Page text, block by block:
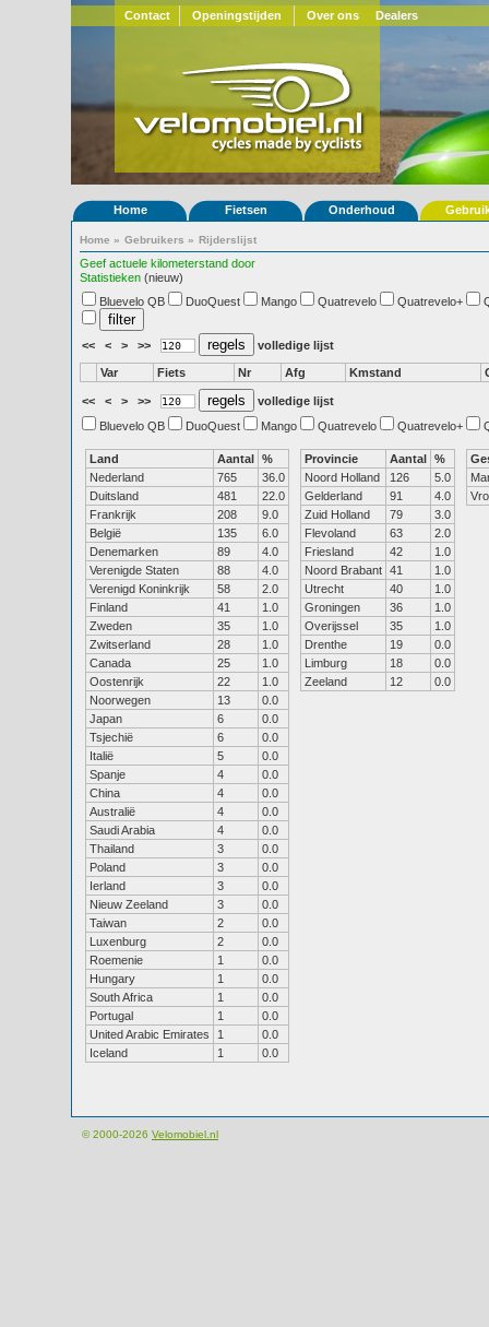
Contact Openingstijden Over ons Dealers
Home Fietsen Onderhoud
Home » Gebruikers » Rijderslijst
Geef actuele kilometerstand door
Statistieken (nieuw)
Bluevelo QB
DuoQuest Mango Quatrevelo Quatrevelo+
<< < > >> volledige lijst
Var Fiets Nr Afg Kmstand
<< < > >>
volledige lijst
Bluevelo QB
DuoQuest Mango Quatrevelo Quatrevelo+
Land Aantal %
Nederland
765
36.0
Duitsland
481
22.0
Frankrijk
208
9.0
België
135
6.0
Denemarken
89
4.0
Verenigde Staten
88
4.0
Verenigd Koninkrijk
58
2.0
Finland
41
1.0
Zweden
35
1.0
Zwitserland
28
1.0
Canada
25
1.0
Oostenrijk
22
1.0
Noorwegen
13
0.0
Japan
6
0.0
Tsjechië
6
0.0
Italië
5
0.0
Spanje
4
0.0
China
4
0.0
Australië
4
0.0
Saudi Arabia
4
0.0
Thailand
3
0.0
Poland
3
0.0
Ierland
3
0.0
Nieuw Zeeland
3
0.0
Taiwan
2
0.0
Luxenburg
2
0.0
Roemenie
1
0.0
Hungary
1
0.0
South Africa
1
0.0
Portugal
1
0.0
United Arabic Emirates
1
0.0
Iceland
1 0.0
Provincie Aantal %
Noord Holland
126
5.0
Gelderland
91
4.0
Zuid Holland
79
3.0
Flevoland
63
2.0
Friesland
42
1.0
Noord Brabant 41
1.0
Utrecht
40
1.0
Groningen
36
1.0
Overijssel
35
1.0
Drenthe
19
0.0
Limburg
18
0.0
Zeeland
12 0.0
© 2000-2026 Velomobiel.nl